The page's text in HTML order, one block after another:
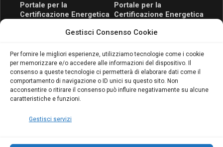
Gestisci Consenso Cookie
Per fornire le migliori esperienze, utilizziamo tecnologie come i cookie
per memorizzare e/o accedere alle informazioni del dispositivo. Il
consenso a queste tecnologie ci permetterà di elaborare dati come il
comportamento di navigazione o ID unici su questo sito. Non
acconsentire o ritirare il consenso può influire negativamente su alcune
caratteristiche e funzioni.
Gestisci servizi
Portale per la
Certificazione Energetica
scopri il Corso Blumatica
Portale per la
Certificazione Energetica
scopri il Corso Blumatica
Blumaticasu
Coordinatore della
Sicurezza: cosa è
richiesto per abilitazione
e aggiornamento